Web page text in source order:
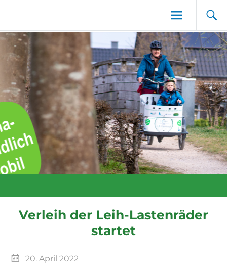
springen
Verleih der Leih-Lastenräder
startet
20. April 2022